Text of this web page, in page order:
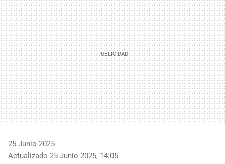
25 Junio 2025
Actualizado 25 Junio 2025, 14:05